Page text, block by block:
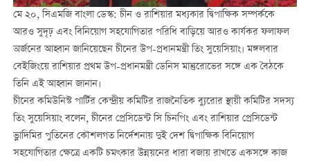
মে ২০, সিএমজি বাংলা ডেস্ক: চীন ও রাশিয়ার মধ্যকার দ্বিপাক্ষিক সম্পর্ককে
আরও সুদৃঢ় এবং বিনিয়োগ সহযোগিতার পরিধি বাড়িয়ে আরও কার্যকর ফলাফল
অর্জনের আহ্বান জানিয়েছেন চীনের উপ-প্রধানমন্ত্রী তিং সুয়েসিয়াং। মঙ্গলবার
বেইজিংয়ে রাশিয়ার প্রথম উপ-প্রধানমন্ত্রী ডেনিস মান্তুরোভের সঙ্গে এক বৈঠকে
তিনি এই আহ্বান জানান।
চীনের কমিউনিস্ট পার্টির কেন্দ্রীয় কমিটির রাজনৈতিক ব্যুরোর স্থায়ী কমিটির সদস্য
তিং সুয়েসিয়াং বলেন, চীনের প্রেসিডেন্ট সি চিনপিং এবং রাশিয়ার প্রেসিডেন্ট
ভ্লাদিমির পুতিনের কৌশলগত নির্দেশনায় দুই দেশ দ্বিপাক্ষিক বিনিয়োগ
সহযোগিতার ক্ষেত্রে একটি চমৎকার উন্নয়নের ধারা বজায় রাখতে একসঙ্গে কাজ